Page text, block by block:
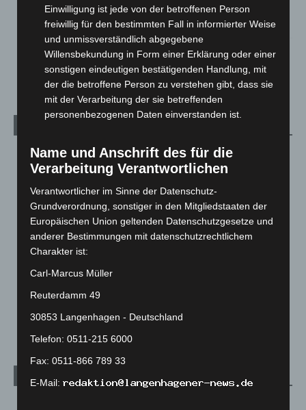
Zeugen
5. August 2026
Celle: Mensch stirbt bei Bagger-Unfall auf Baustelle
5. August 2026
Blaulicht
Corona-News
Hannover und Region
Langenhagen und Ortsteile
3.252
Leserbriefe
Menschen
Über uns
Veranstaltungen
Welt
Einwilligung ist jede von der betroffenen Person
freiwillig für den bestimmten Fall in informierter Weise
und unmissverständlich abgegebene
Willensbekundung in Form einer Erklärung oder einer
sonstigen eindeutigen bestätigenden Handlung, mit
der die betroffene Person zu verstehen gibt, dass sie
mit der Verarbeitung der sie betreffenden
personenbezogenen Daten einverstanden ist.
Name und Anschrift des für die
Verarbeitung Verantwortlichen
Verantwortlicher im Sinne der Datenschutz-
Grundverordnung, sonstiger in den Mitgliedstaaten der
Europäischen Union geltenden Datenschutzgesetze und
anderer Bestimmungen mit datenschutzrechtlichem
Charakter ist:
Carl-Marcus Müller
Reuterdamm 49
30853 Langenhagen - Deutschland
Telefon: 0511-215 6000
Fax: 0511-866 789 33
E-Mail: